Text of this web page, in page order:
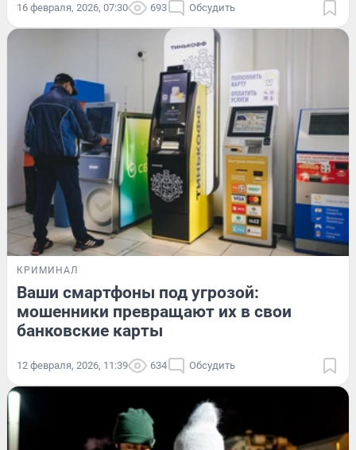
16 февраля, 2026, 07:30 693 Обсудить
КРИМИНАЛ
Ваши смартфоны под угрозой:
мошенники превращают их в свои
банковские карты
12 февраля, 2026, 11:39 634 Обсудить